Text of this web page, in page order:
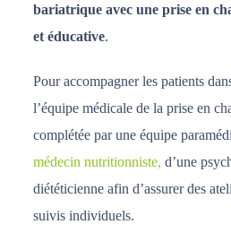
bariatrique avec une prise en
et éducative.
Pour accompagner les patients
l’équipe médicale de la prise en
complétée par une équipe
médecin nutritionniste, d’une
diététicienne afin d’assurer des
suivis individuels.